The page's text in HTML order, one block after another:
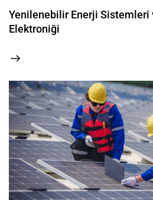
Yenilenebilir Enerji Sistemleri
Elektroniği